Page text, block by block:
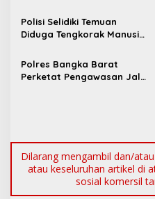
p
o
s
DPRD Bangka Barat
Polisi Selidiki Temuan
Diduga Tengkorak Manusia
Polres Bangka Barat
Perketat Pengawasan Jalur
Dilarang mengambil dan/
atau keseluruhan artikel di
sosial komersil